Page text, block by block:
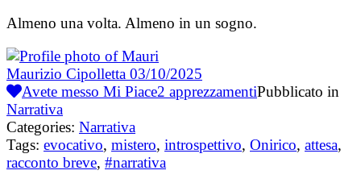
Almeno una volta. Almeno in un sogno.
Maurizio Cipolletta 03/10/2025
Avete messo Mi Piace2 apprezzamentiPubblicato in
Narrativa
Categories: Narrativa
Tags: evocativo, mistero, introspettivo, Onirico, attesa,
racconto breve, #narrativa